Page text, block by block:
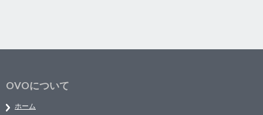
OVOについて
ホーム